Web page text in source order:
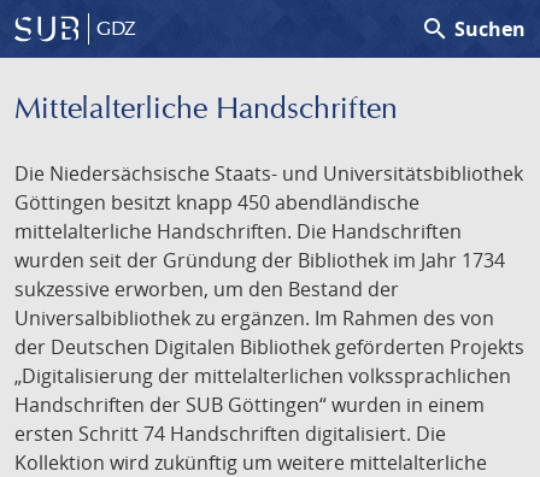
GDZ search Suchen
Mittelalterliche Handschriften
Die Niedersächsische Staats- und Universitätsbibliothek
Göttingen besitzt knapp 450 abendländische
mittelalterliche Handschriften. Die Handschriften
wurden seit der Gründung der Bibliothek im Jahr 1734
sukzessive erworben, um den Bestand der
Universalbibliothek zu ergänzen. Im Rahmen des von
der Deutschen Digitalen Bibliothek geförderten Projekts
„Digitalisierung der mittelalterlichen volkssprachlichen
Handschriften der SUB Göttingen“ wurden in einem
ersten Schritt 74 Handschriften digitalisiert. Die
Kollektion wird zukünftig um weitere mittelalterliche